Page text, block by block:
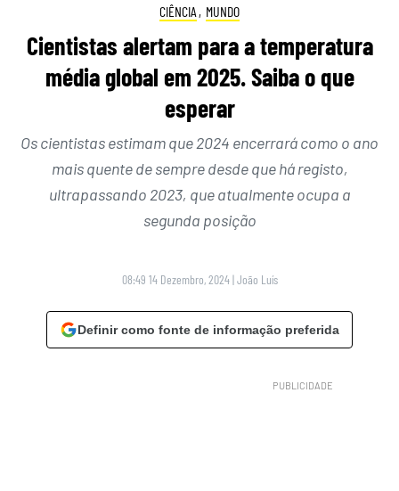
CIÊNCIA , MUNDO
Cientistas alertam para a temperatura
média global em 2025. Saiba o que
esperar
Os cientistas estimam que 2024 encerrará como o ano
mais quente de sempre desde que há registo,
ultrapassando 2023, que atualmente ocupa a
segunda posição
08:49 14 Dezembro, 2024 |João Luís
Definir como fonte de informação preferida